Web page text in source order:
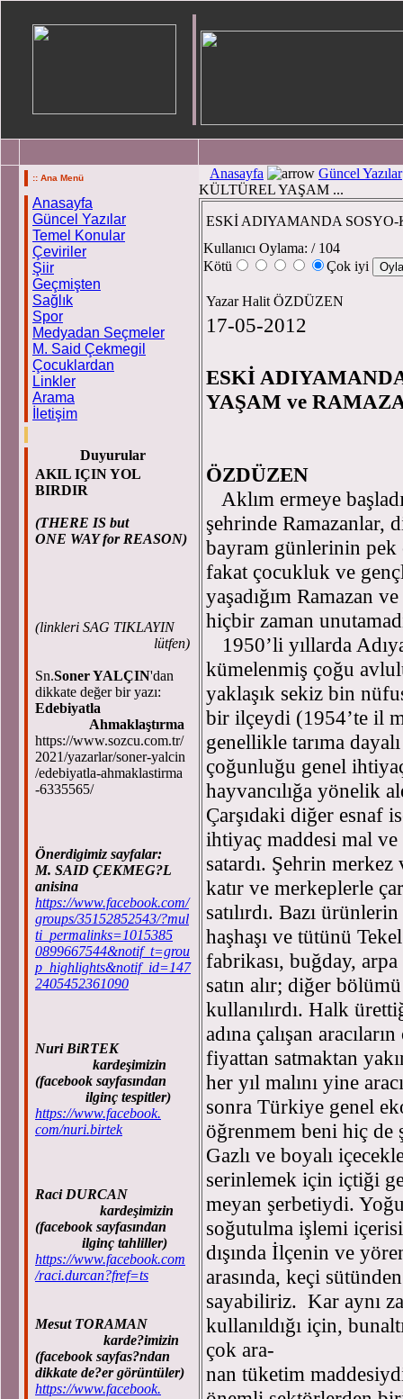
:: Ana Menü
Anasayfa
Güncel Yazılar
Temel Konular
Çeviriler
Şiir
Geçmişten
Sağlık
Spor
Medyadan Seçmeler
M. Said Çekmegil
Çocuklardan
Linkler
Arama
İletişim
Duyurular
AKIL IÇIN YOL
BIRDIR
(THERE IS but
ONE WAY for REASON)
(linkleri SAG TIKLAYIN
lütfen)
Sn.Soner YALÇIN'dan
dikkate değer bir yazı:
Edebiyatla
Ahmaklaştırma
https://www.sozcu.com.tr/
2021/yazarlar/soner-yalcin
/edebiyatla-ahmaklastirma
-6335565/
Önerdigimiz sayfalar:
M. SAID ÇEKMEG?L
anisina
https://www.facebook.com/
groups/35152852543/?mul
ti_permalinks=1015385
0899667544&notif_t=grou
p_highlights&notif_id=147
2405452361090
Nuri BiRTEK
kardeşimizin
(facebook sayfasından
ilginç tespitler)
https://www.facebook.
com/nuri.birtek
Raci DURCAN
kardeşimizin
(facebook sayfasından
ilginç tahliller)
https://www.facebook.com
/raci.durcan?fref=ts
Mesut TORAMAN
karde?imizin
(facebook sayfas?ndan
dikkate de?er görüntüler)
https://www.facebook.
Anasayfa
Güncel Yazılar
KÜLTÜREL YAŞAM ...
ESKİ ADIYAMANDA
Kullanıcı Oylama: / 104
Kötü
Çok iyi
Yazar Halit ÖZDÜZEN
17-05-2012
ESKİ
YAŞAM ve
ÖZDÜZEN
Aklım ermeye
şehrinde Ramazanlar,
bayram günlerinin pek
fakat çocukluk ve
yaşadığım Ramazan
hiçbir zaman
1950’li yıllarda
kümelenmiş çoğu
yaklaşık sekiz bin
bir ilçeydi (1954’te il
genellikle tarıma
çoğunluğu genel
hayvancılığa yönelik
Çarşıdaki diğer esnaf
ihtiyaç maddesi mal ve
satardı. Şehrin
katır ve merkeplerle
satılırdı. Bazı
haşhaşı ve tütünü
fabrikası, buğday,
satın alır; diğer
kullanılırdı. Halk
adına çalışan
fiyattan satmaktan
her yıl malını yine
sonra Türkiye genel
öğrenmem beni hiç de
Gazlı ve boyalı
serinlemek için içtiği
meyan şerbetiydi.
soğutulma işlemi
dışında İlçenin ve
arasında, keçi
sayabiliriz. Kar aynı
kullanıldığı için,
çok ara-
nan tüketim